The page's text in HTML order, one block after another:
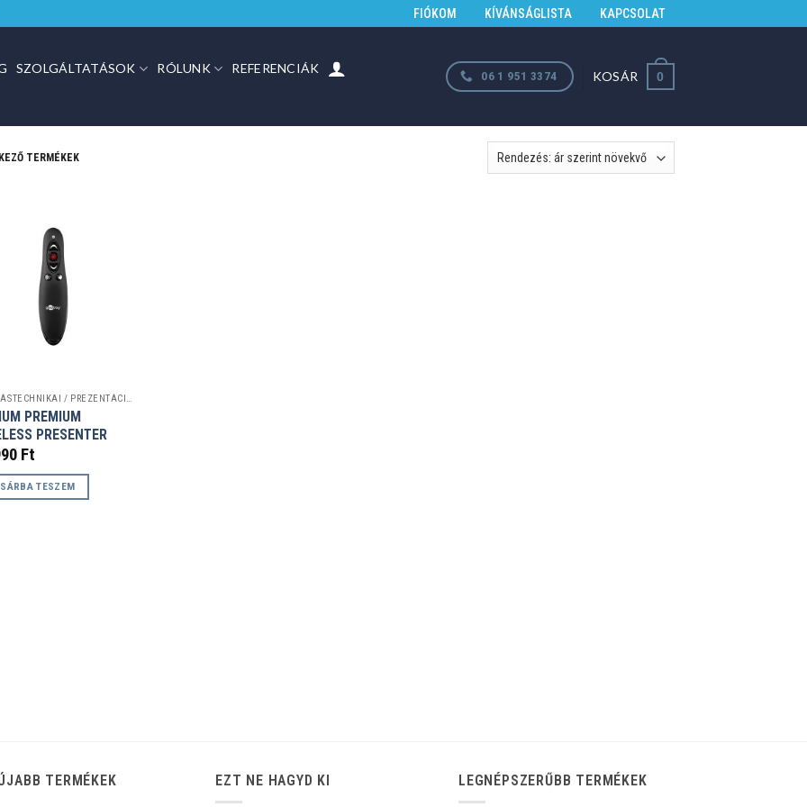
FIÓKOM KÍVÁNSÁGLISTA KAPCSOLAT
SZOLGÁLTATÁSOK RÓLUNK REFERENCIÁK 06 1 951 3374 KOSÁR 0
TERMÉKEK
OKTATÁSTECHNIKAI / PREZENTÁCIÓS ESZKÖZÖK
PREMIUM
PRESENTER
Ft
TESZEM
TERMÉKEK EZT NE HAGYD KI LEGNÉPSZERŰBB TERMÉKEK